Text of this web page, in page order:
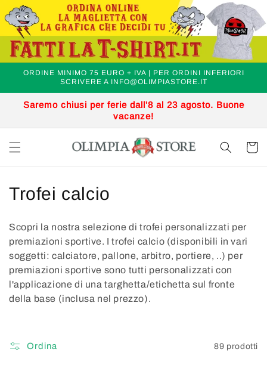
direttamente
ai contenuti
.
ORDINE MINIMO 75 EURO + IVA | PER ORDINI INFERIORI
SCRIVERE A INFO@OLIMPIASTORE.IT
Saremo chiusi per ferie dall'8 al 23 agosto. Buone
vacanze!
C
l
l
e
z
o
Trofei calcio
Scopri la nostra selezione di trofei personalizzati per
premiazioni sportive. I trofei calcio (disponibili in vari
soggetti: calciatore, pallone, arbitro, portiere, ..) per
premiazioni sportive sono tutti personalizzati con
l'applicazione di una targhetta/etichetta sul fronte
della base (inclusa nel prezzo).
Ordina 89 prodotti